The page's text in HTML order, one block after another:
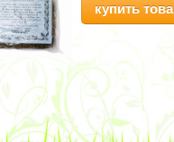
купить